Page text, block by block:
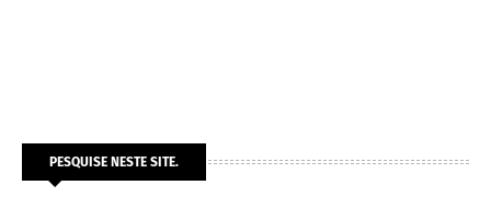
PESQUISE NESTE SITE.